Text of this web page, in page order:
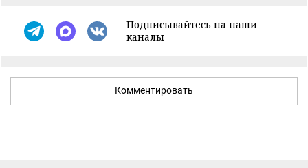
Подписывайтесь на наши
каналы
Комментировать